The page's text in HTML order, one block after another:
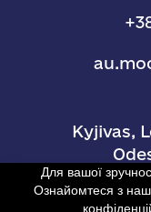
Kyjivas,
Для вашої
Ознайомтеся з